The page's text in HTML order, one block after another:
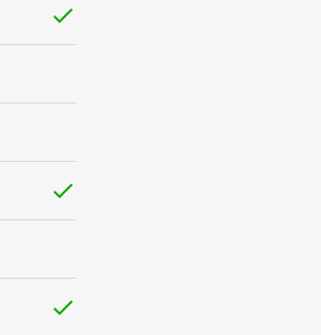
checked
checked
checked